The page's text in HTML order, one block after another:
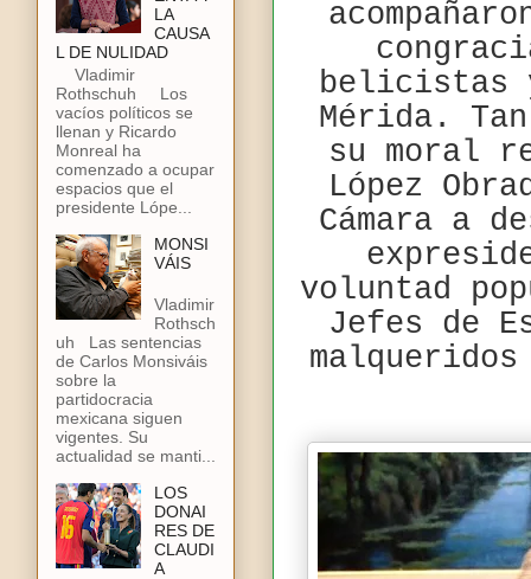
belicistas
Mérida.
su moral
López
Cámara a
voluntad
Jefes de
LA
CAUSA
L DE NULIDAD
Vladimir
Rothschuh Los
vacíos políticos se
llenan y Ricardo
Monreal ha
comenzado a ocupar
espacios que el
presidente Lópe...
MONSI
VÁIS
Vladimir
Rothsch
uh Las sentencias
de Carlos Monsiváis
sobre la
partidocracia
mexicana siguen
vigentes. Su
actualidad se manti...
LOS
DONAI
RES DE
CLAUDI
A